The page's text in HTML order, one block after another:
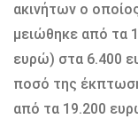
ακινήτων ο
μειώθηκε από τα
ευρώ) στα 6.400
ποσό της
από τα 19.200